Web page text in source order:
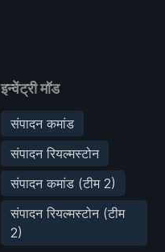
इन्वेंट्री मॉड
संपादन कमांड
संपादन रियल्मस्टोन
संपादन कमांड (टीम 2)
संपादन रियल्मस्टोन (टीम
2)